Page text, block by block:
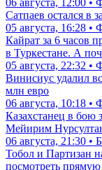
Сатпаев остался в
05 августа, 16:28 •
Кайрат за 6 часов
в Туркестане. А
05 августа, 22:32 •
Винисиус удалил
млн евро
06 августа, 10:18 •
Казахстанец в бою
Мейирим
06 августа, 21:30 •
Тобол и Партизан
посмотреть